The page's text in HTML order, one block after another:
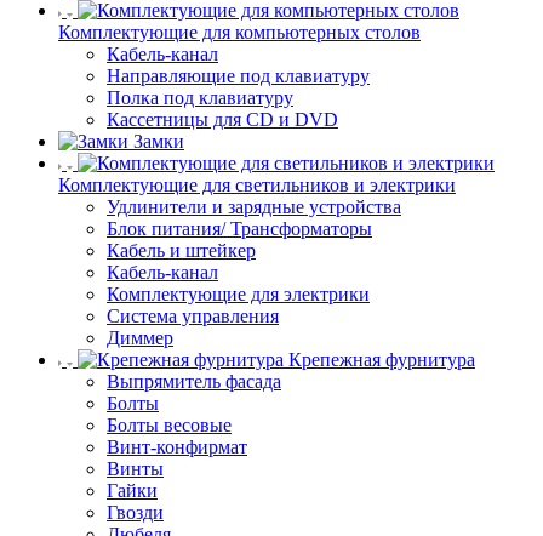
Комплектующие для компьютерных столов
Кабель-канал
Направляющие под клавиатуру
Полка под клавиатуру
Кассетницы для CD и DVD
Замки
Комплектующие для светильников и электрики
Удлинители и зарядные устройства
Блок питания/ Трансформаторы
Кабель и штейкер
Кабель-канал
Комплектующие для электрики
Система управления
Диммер
Крепежная фурнитура
Выпрямитель фасада
Болты
Болты весовые
Винт-конфирмат
Винты
Гайки
Гвозди